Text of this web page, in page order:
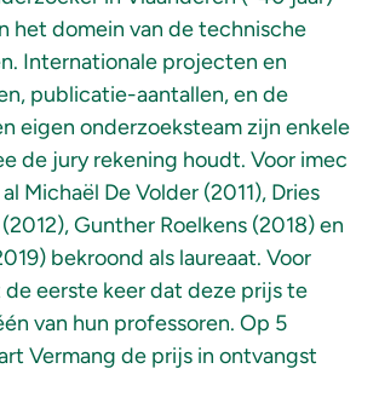
het domein van de technische
Internationale projecten en
publicatie-aantallen, en de
eigen onderzoeksteam zijn enkele
de jury rekening houdt. Voor imec
Michaël De Volder (2011), Dries
Gunther Roelkens (2018) en
bekroond als laureaat. Voor
de eerste keer dat deze prijs te
van hun professoren. Op 5
Vermang de prijs in ontvangst